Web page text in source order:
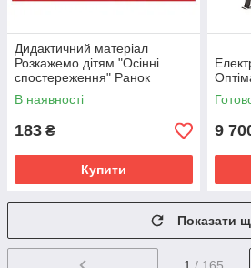
Дидактичний матеріал
Розкажемо дітям "Осінні
спостереження" Ранок
10107187У, 16 карток
В наявності
183 ₴
Купити
9
Показати